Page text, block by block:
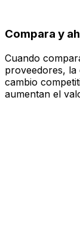
Compara y
Cuando
proveedores, la
cambio
aumentan el